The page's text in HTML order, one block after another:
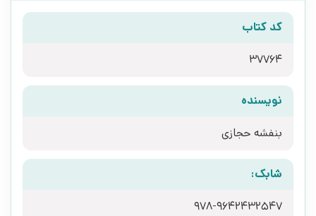
کد کتاب
37764
نویسنده
بنفشه حجازی
شابک:
978-9642432547